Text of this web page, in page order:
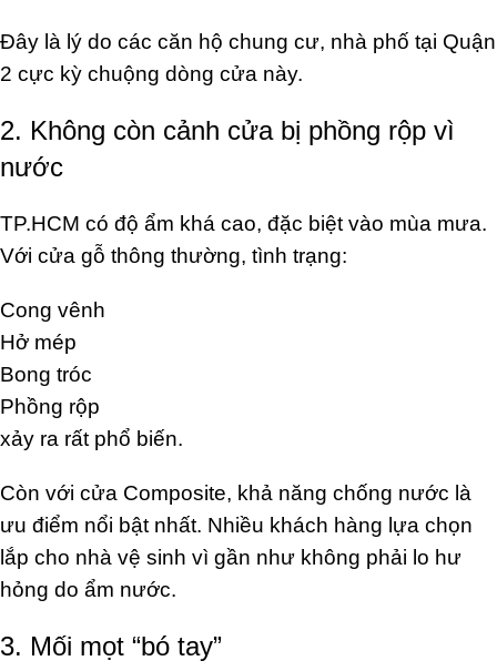
Đây là lý do các căn hộ chung cư, nhà phố tại Quận
2 cực kỳ chuộng dòng cửa này.
2. Không còn cảnh cửa bị phồng rộp vì
nước
TP.HCM có độ ẩm khá cao, đặc biệt vào mùa mưa.
Với cửa gỗ thông thường, tình trạng:
Cong vênh
Hở mép
Bong tróc
Phồng rộp
xảy ra rất phổ biến.
Còn với cửa Composite, khả năng chống nước là
ưu điểm nổi bật nhất. Nhiều khách hàng lựa chọn
lắp cho nhà vệ sinh vì gần như không phải lo hư
hỏng do ẩm nước.
3. Mối mọt “bó tay”